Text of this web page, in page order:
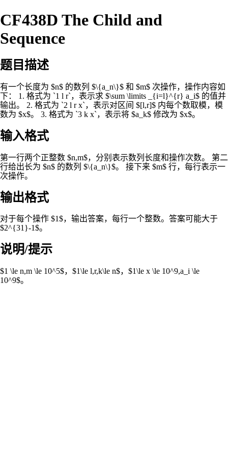
CF438D The Child and
Sequence
题目描述
有一个长度为 $n$ 的数列 $\{a_n\}$ 和 $m$ 次操作，操作内容如
下： 1. 格式为 `1 l r`，表示求 $\sum \limits _{i=l}^{r} a_i$ 的值并
输出。 2. 格式为 `2 l r x`，表示对区间 $[l,r]$ 内每个数取模，模
数为 $x$。 3. 格式为 `3 k x`，表示将 $a_k$ 修改为 $x$。
输入格式
第一行两个正整数 $n,m$，分别表示数列长度和操作次数。 第二
行给出长为 $n$ 的数列 $\{a_n\}$。 接下来 $m$ 行，每行表示一
次操作。
输出格式
对于每个操作 $1$，输出答案，每行一个整数。答案可能大于
$2^{31}-1$。
说明/提示
$1 \le n,m \le 10^5$，$1\le l,r,k\le n$，$1\le x \le 10^9,a_i \le
10^9$。